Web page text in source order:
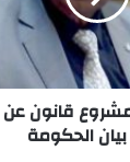
قانون عن
الحكومة